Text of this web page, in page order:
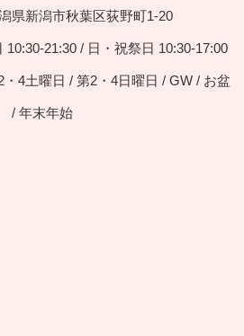
県新潟市秋葉区荻野町1-20
21:30 / 日・祝祭日 10:30-17:00
4土曜日 / 第2・4日曜日 / GW / お盆
/ 年末年始